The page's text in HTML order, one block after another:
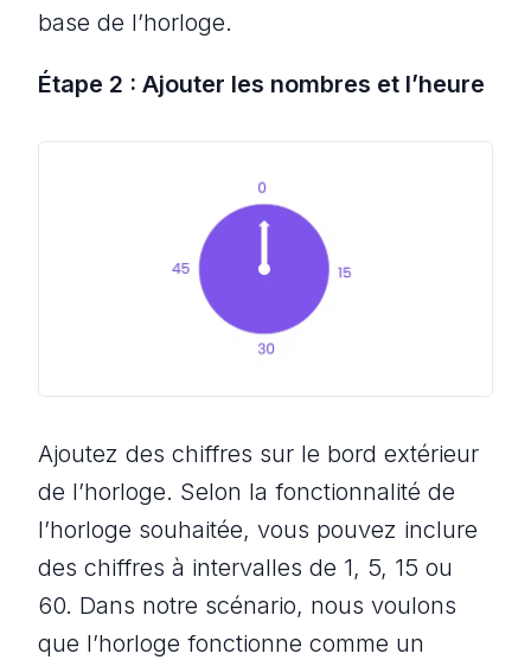
base de l’horloge.
Étape 2 : Ajouter les nombres et l’heure
Ajoutez des chiffres sur le bord extérieur
de l’horloge. Selon la fonctionnalité de
l’horloge souhaitée, vous pouvez inclure
des chiffres à intervalles de 1, 5, 15 ou
60. Dans notre scénario, nous voulons
que l’horloge fonctionne comme un